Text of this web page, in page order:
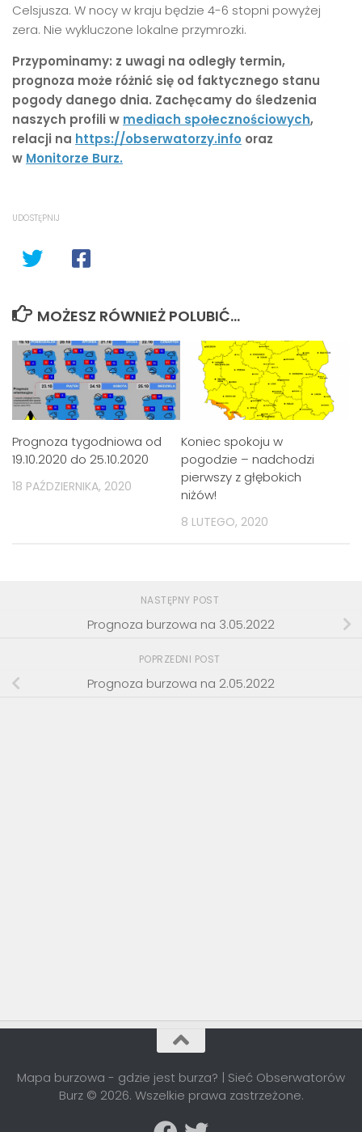
Celsjusza. W nocy w kraju będzie 4-6 stopni powyżej
zera. Nie wykluczone lokalne przymrozki.
Przypominamy: z uwagi na odległy termin,
prognoza może różnić się od faktycznego stanu
pogody danego dnia. Zachęcamy do śledzenia
naszych profili w mediach społecznościowych,
relacji na https://obserwatorzy.info oraz
w Monitorze Burz.
UDOSTĘPNIJ
MOŻESZ RÓWNIEŻ POLUBIĆ…
Prognoza tygodniowa od
19.10.2020 do 25.10.2020
18 PAŹDZIERNIKA, 2020
Koniec spokoju w
pogodzie – nadchodzi
pierwszy z głębokich
niżów!
8 LUTEGO, 2020
NASTĘPNY POST
Prognoza burzowa na 3.05.2022
POPRZEDNI POST
Prognoza burzowa na 2.05.2022
Mapa burzowa - gdzie jest burza? | Sieć Obserwatorów
Burz © 2026. Wszelkie prawa zastrzeżone.